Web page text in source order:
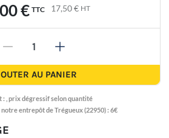
€ TTC 17,50 € HT
- +
AU PANIER
: prix dégressif selon quantité
entrepôt de Trégueux (22950) : 6€